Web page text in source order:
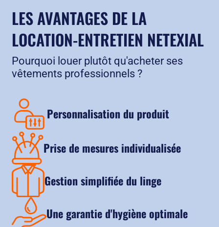
LES AVANTAGES DE LA
LOCATION-ENTRETIEN NETEXIAL
Pourquoi louer plutôt qu'acheter ses
vêtements professionnels ?
Personnalisation du produit
Prise de mesures individualisée
Gestion simplifiée du linge
Une garantie d'hygiène optimale